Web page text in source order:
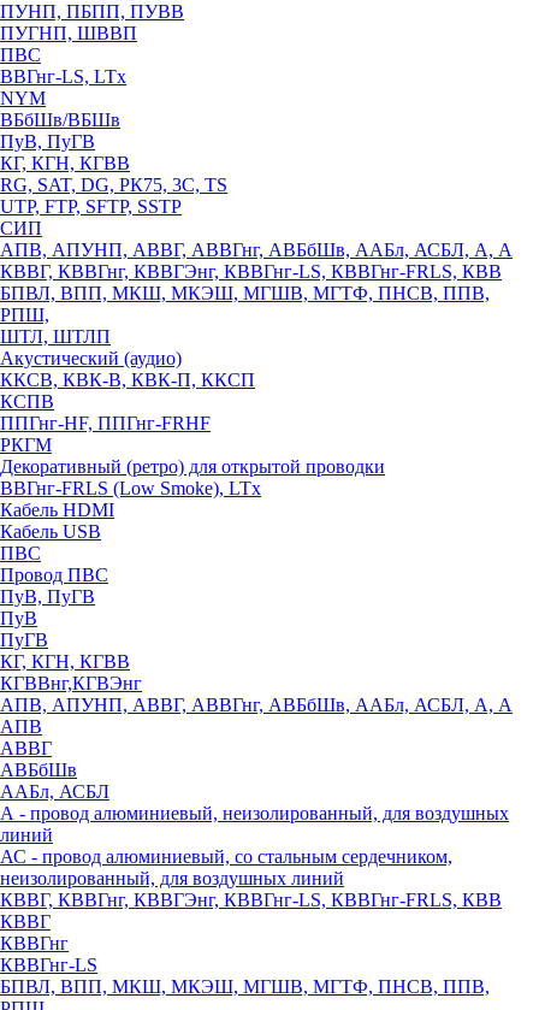
ПУНП, ПБПП, ПУВВ
ПУГНП, ШВВП
ПВС
ВВГнг-LS, LTx
NYM
ВБбШв/ВБШв
ПуВ, ПуГВ
КГ, КГН, КГВВ
RG, SAT, DG, РК75, 3С, TS
UTP, FTP, SFTP, SSTP
СИП
АПВ, АПУНП, АВВГ, АВВГнг, АВБбШв, ААБл, АСБЛ, А, А
КВВГ, КВВГнг, КВВГЭнг, КВВГнг-LS, КВВГнг-FRLS, КВВ
БПВЛ, ВПП, МКШ, МКЭШ, МГШВ, МГТФ, ПНСВ, ППВ,
РПШ,
ШТЛ, ШТЛП
Акустический (аудио)
ККСВ, КВК-В, КВК-П, ККСП
КСПВ
ППГнг-HF, ППГнг-FRHF
РКГМ
Декоративный (ретро) для открытой проводки
ВВГнг-FRLS (Low Smoke), LTx
Кабель HDMI
Кабель USB
ПВС
Провод ПВС
ПуВ, ПуГВ
ПуВ
ПуГВ
КГ, КГН, КГВВ
КГВВнг,КГВЭнг
АПВ, АПУНП, АВВГ, АВВГнг, АВБбШв, ААБл, АСБЛ, А, А
АПВ
АВВГ
АВБбШв
ААБл, АСБЛ
А - провод алюминиевый, неизолированный, для воздушных
линий
АС - провод алюминиевый, со стальным сердечником,
неизолированный, для воздушных линий
КВВГ, КВВГнг, КВВГЭнг, КВВГнг-LS, КВВГнг-FRLS, КВВ
КВВГ
КВВГнг
КВВГнг-LS
БПВЛ, ВПП, МКШ, МКЭШ, МГШВ, МГТФ, ПНСВ, ППВ,